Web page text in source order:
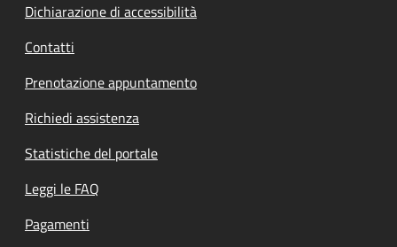
Dichiarazione di accessibilità
Contatti
Prenotazione appuntamento
Richiedi assistenza
Statistiche del portale
Leggi le FAQ
Pagamenti